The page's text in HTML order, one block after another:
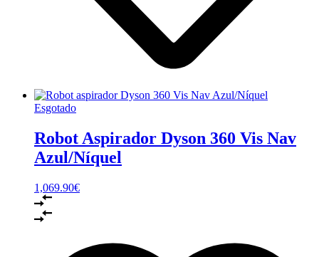
Esgotado
Robot Aspirador Dyson 360 Vis Nav
Azul/Níquel
1,069.90€